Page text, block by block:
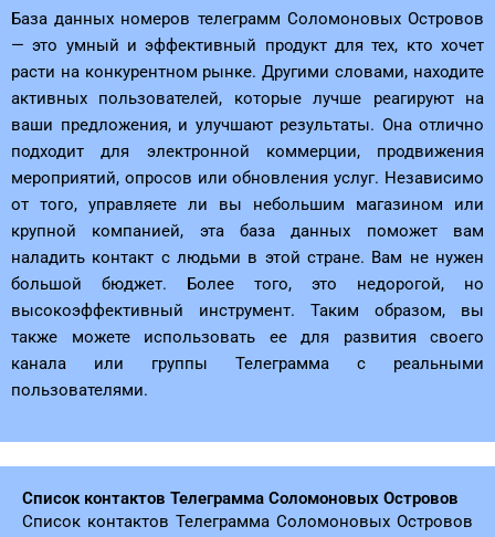
База данных номеров телеграмм Соломоновых Островов
— это умный и эффективный продукт для тех, кто хочет
расти на конкурентном рынке. Другими словами, находите
активных пользователей, которые лучше реагируют на
ваши предложения, и улучшают результаты. Она отлично
подходит для электронной коммерции, продвижения
мероприятий, опросов или обновления услуг. Независимо
от того, управляете ли вы небольшим магазином или
крупной компанией, эта база данных поможет вам
наладить контакт с людьми в этой стране. Вам не нужен
большой бюджет. Более того, это недорогой, но
высокоэффективный инструмент. Таким образом, вы
также можете использовать ее для развития своего
канала или группы Телеграмма с реальными
пользователями.
Список контактов Телеграмма Соломоновых Островов
Список контактов Телеграмма Соломоновых Островов